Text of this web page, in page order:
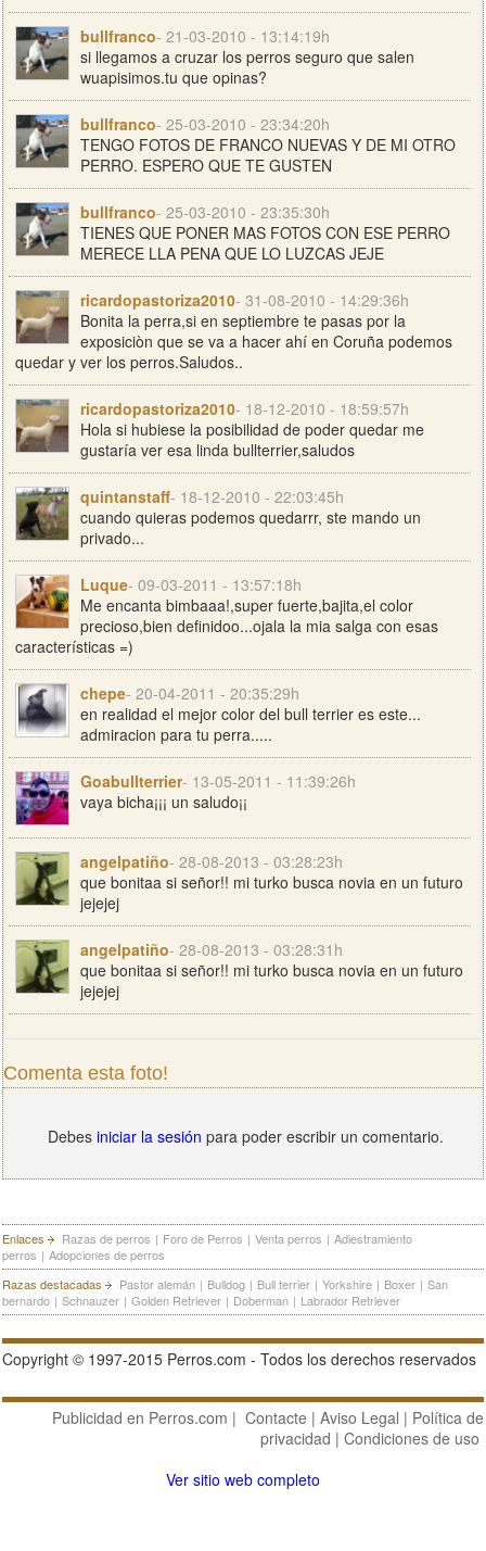
bullfranco- 21-03-2010 - 13:14:19h
si llegamos a cruzar los perros seguro que salen
wuapisimos.tu que opinas?
bullfranco- 25-03-2010 - 23:34:20h
TENGO FOTOS DE FRANCO NUEVAS Y DE MI OTRO
PERRO. ESPERO QUE TE GUSTEN
bullfranco- 25-03-2010 - 23:35:30h
TIENES QUE PONER MAS FOTOS CON ESE PERRO
MERECE LLA PENA QUE LO LUZCAS JEJE
ricardopastoriza2010- 31-08-2010 - 14:29:36h
Bonita la perra,si en septiembre te pasas por la
exposiciòn que se va a hacer ahí en Coruña podemos
quedar y ver los perros.Saludos..
ricardopastoriza2010- 18-12-2010 - 18:59:57h
Hola si hubiese la posibilidad de poder quedar me
gustaría ver esa linda bullterrier,saludos
quintanstaff- 18-12-2010 - 22:03:45h
cuando quieras podemos quedarrr, ste mando un
privado...
Luque- 09-03-2011 - 13:57:18h
Me encanta bimbaaa!,super fuerte,bajita,el color
precioso,bien definidoo...ojala la mia salga con esas
características =)
chepe- 20-04-2011 - 20:35:29h
en realidad el mejor color del bull terrier es este...
admiracion para tu perra.....
Goabullterrier- 13-05-2011 - 11:39:26h
vaya bicha¡¡¡ un saludo¡¡
angelpatiño- 28-08-2013 - 03:28:23h
que bonitaa si señor!! mi turko busca novia en un futuro
jejejej
angelpatiño- 28-08-2013 - 03:28:31h
que bonitaa si señor!! mi turko busca novia en un futuro
jejejej
Comenta esta foto!
Debes iniciar la sesión para poder escribir un comentario.
Enlaces Razas de perros | Foro de Perros | Venta perros | Adiestramiento
perros | Adopciones de perros
Razas destacadas
Pastor alemán | Bulldog | Bull terrier | Yorkshire | Boxer | San
bernardo | Schnauzer | Golden Retriever | Doberman | Labrador Retriever
Copyright © 1997-2015 Perros.com - Todos los derechos reservados
Publicidad en Perros.com | Contacte | Aviso Legal | Política de
privacidad | Condiciones de uso
Ver sitio web completo